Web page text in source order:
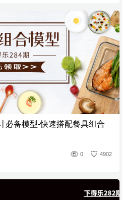
必备模型-快速搭配餐具组合
0 4902